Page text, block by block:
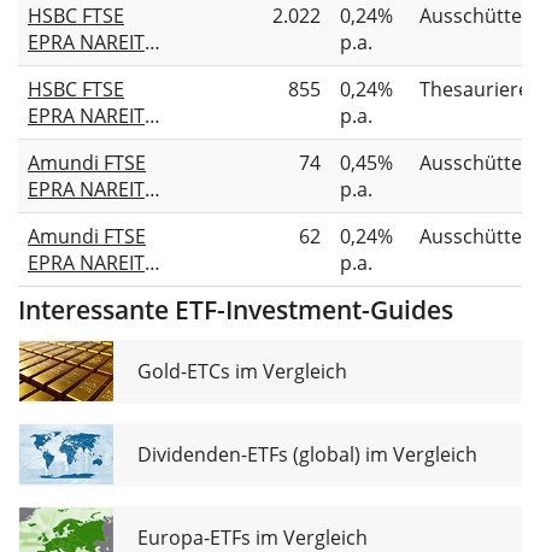
HSBC FTSE
EPRA NAREIT
Developed
UCITS ETF USD
2.022
0,24%
p.a.
HSBC FTSE
EPRA NAREIT
Developed
UCITS ETF USD
(Acc)
855
0,24%
p.a.
Amundi FTSE
EPRA NAREIT
Global II UCITS
ETF Dist
74
0,45%
p.a.
Amundi FTSE
EPRA NAREIT
Global UCITS
ETF Dist
62
0,24%
p.a.
Interessante ETF-Investment-Guides
Gold-ETCs im Vergleich
Dividenden-ETFs (global) im Vergleich
Europa-ETFs im Vergleich